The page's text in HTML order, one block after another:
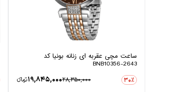
ساعت مچی عقربه ای زنانه بونیا کد
BNB10356-2643
30٪ 28,350,000
19,845,000تومانءء